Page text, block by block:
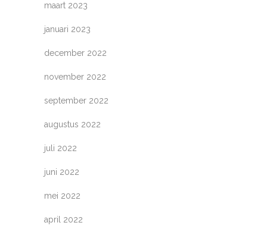
maart 2023
januari 2023
december 2022
november 2022
september 2022
augustus 2022
juli 2022
juni 2022
mei 2022
april 2022